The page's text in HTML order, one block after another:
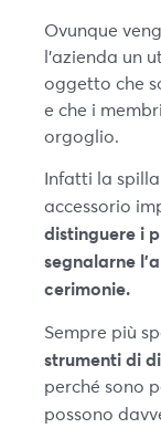
Ovunque
l’azienda un
oggetto che
e che i
orgoglio.
Infatti la
accessorio
distinguere i
segnalarne
cerimonie.
Sempre più
strumenti di
perché sono
possono